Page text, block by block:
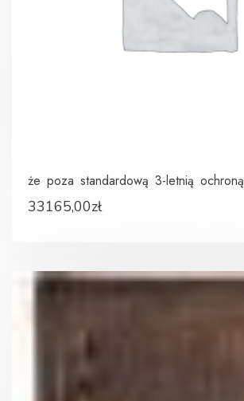
że poza standardową 3-letnią ochroną
33165,00zł